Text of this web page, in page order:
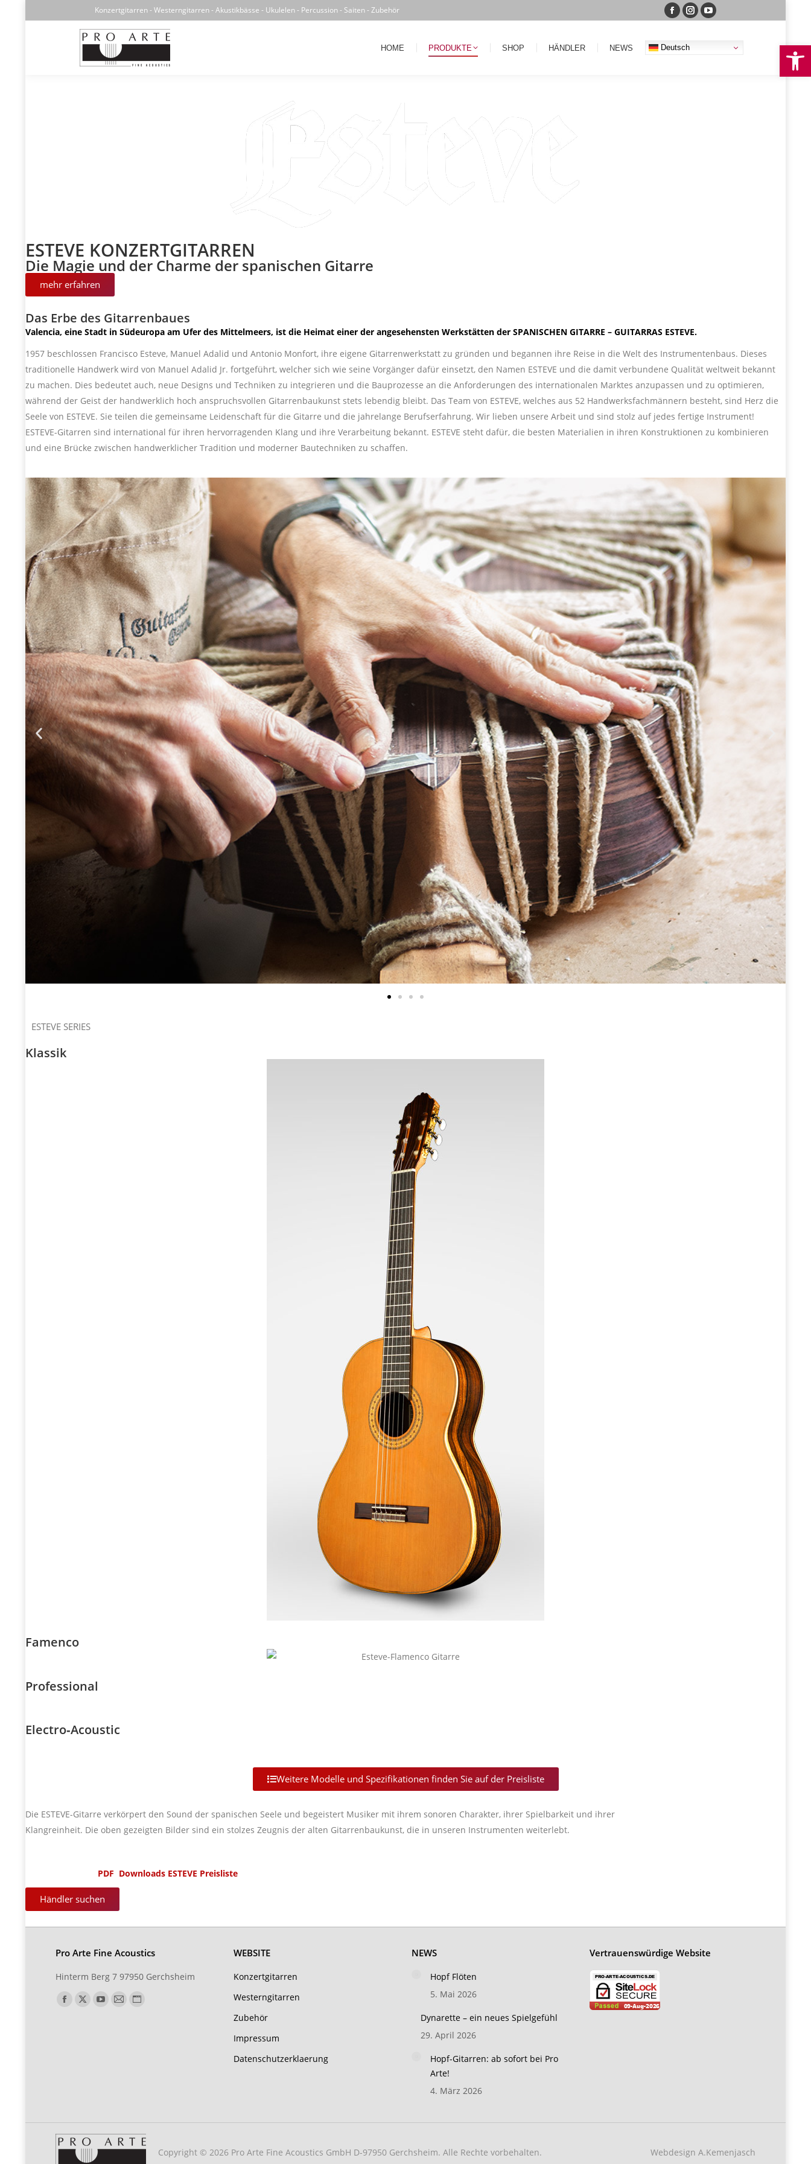
Konzertgitarren - Westerngitarren - Akustikbässe - Ukulelen - Percussion - Saiten - Zubehör
HOME PRODUKTE SHOP HÄNDLER NEWS Deutsch
ESTEVE KONZERTGITARREN
Die Magie und der Charme der spanischen Gitarre
mehr erfahren
Das Erbe des Gitarrenbaues
Valencia, eine Stadt in Südeuropa am Ufer des Mittelmeers, ist die Heimat einer der angesehensten Werkstätten der SPANISCHEN GITARRE – GUITARRAS ESTEVE.
1957 beschlossen Francisco Esteve, Manuel Adalid und Antonio Monfort, ihre eigene Gitarrenwerkstatt zu gründen und begannen ihre Reise in die Welt des Instrumentenbaus. Dieses
traditionelle Handwerk wird von Manuel Adalid Jr. fortgeführt, welcher sich wie seine Vorgänger dafür einsetzt, den Namen ESTEVE und die damit verbundene Qualität weltweit bekannt
zu machen. Dies bedeutet auch, neue Designs und Techniken zu integrieren und die Bauprozesse an die Anforderungen des internationalen Marktes anzupassen und zu optimieren,
während der Geist der handwerklich hoch anspruchsvollen Gitarrenbaukunst stets lebendig bleibt. Das Team von ESTEVE, welches aus 52 Handwerksfachmännern besteht, sind Herz die
Seele von ESTEVE. Sie teilen die gemeinsame Leidenschaft für die Gitarre und die jahrelange Berufserfahrung. Wir lieben unsere Arbeit und sind stolz auf jedes fertige Instrument!
ESTEVE-Gitarren sind international für ihren hervorragenden Klang und ihre Verarbeitung bekannt. ESTEVE steht dafür, die besten Materialien in ihren Konstruktionen zu kombinieren
und eine Brücke zwischen handwerklicher Tradition und moderner Bautechniken zu schaffen.
ESTEVE SERIES
Klassik
Famenco
Professional
Electro‐Acoustic
Weitere Modelle und Spezifikationen finden Sie auf der Preisliste
Die ESTEVE-Gitarre verkörpert den Sound der spanischen Seele und begeistert Musiker mit ihrem sonoren Charakter, ihrer Spielbarkeit und ihrer
Klangreinheit. Die oben gezeigten Bilder sind ein stolzes Zeugnis der alten Gitarrenbaukunst, die in unseren Instrumenten weiterlebt.
PDF Downloads ESTEVE Preisliste
Händler suchen
Pro Arte Fine Acoustics
Hinterm Berg 7 97950 Gerchsheim
Finden Sie uns auf:
WEBSITE
Konzertgitarren
Westerngitarren
Zubehör
Impressum
Datenschutzerklaerung
NEWS
Hopf Flöten
5. Mai 2026
Dynarette – ein neues Spielgefühl
29. April 2026
Hopf-Gitarren: ab sofort bei Pro
Arte!
4. März 2026
Vertrauenswürdige Website
Copyright © 2026 Pro Arte Fine Acoustics GmbH D-97950 Gerchsheim. Alle Rechte vorbehalten. Webdesign A.Kemenjasch
HOME PRODUKTE SHOP HÄNDLER NEWS Deutsch